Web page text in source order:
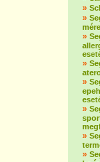
»
»
»
»
»
»
»
»